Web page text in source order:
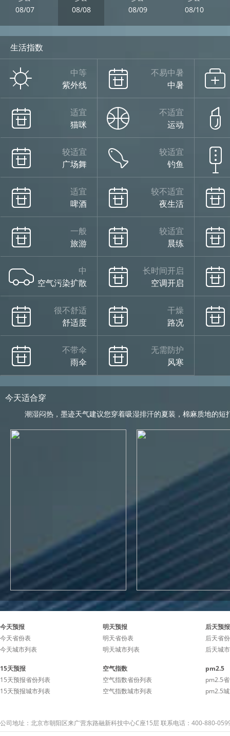
08/07 08/08 08/09 08/10
周五
少云
34°
19°
少云
08/14
生活指数
中等
紫外线
不易中暑
中暑
适宜
猫咪
不适宜
运动
较适宜
广场舞
较适宜
钓鱼
适宜
啤酒
较不适宜
夜生活
一般
旅游
较适宜
晨练
中
空气污染扩散
长时间开启
空调开启
很不舒适
舒适度
干燥
路况
不带伞
雨伞
无需防护
风寒
今天适合穿
潮湿闷热，墨迹天气建议您穿着吸湿排汗的夏装，棉麻质地的短
今天预报
今天省份表
今天城市列表
明天预报
明天省份表
明天城市列表
后天预报
后天省
后天城
15天预报
15天预报省份列表
15天预报城市列表
空气指数
空气指数省份列表
空气指数城市列表
pm2.5
pm2.5
pm2.5
公司地址：北京市朝阳区来广营东路融新科技中心C座15层 联系电话：400-880-